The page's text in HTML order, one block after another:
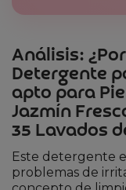
Análisis:
Detergente
apto para
Jazmín
35 Lavados
Este detergente
problemas de